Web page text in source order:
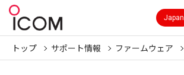
Japan
トップ サポート情報 ファームウェア